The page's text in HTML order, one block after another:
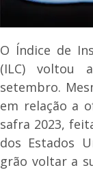
O Índice de
(ILC) voltou
setembro.
em relação a
safra 2023,
dos Estados
grão voltar a